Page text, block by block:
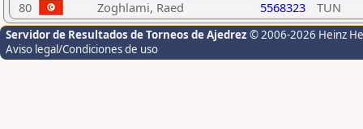
80
Zoghlami, Raed 5568323 TUN
Servidor de Resultados de Torneos de Ajedrez © 2006-2026 Heinz
Aviso legal/Condiciones de uso